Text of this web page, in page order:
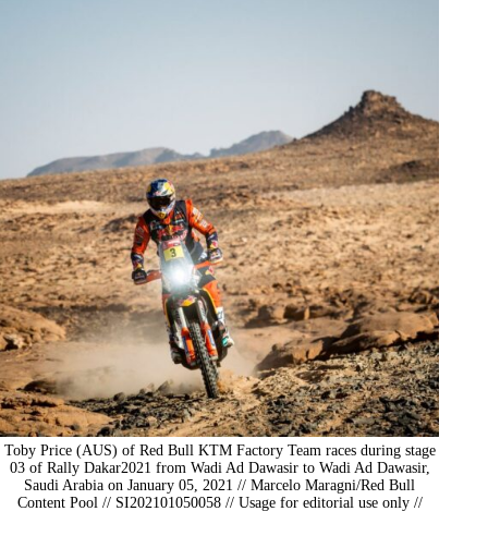
Toby Price (AUS) of Red Bull KTM Factory Team races during stage
03 of Rally Dakar2021 from Wadi Ad Dawasir to Wadi Ad Dawasir,
Saudi Arabia on January 05, 2021 // Marcelo Maragni/Red Bull
Content Pool // SI202101050058 // Usage for editorial use only //